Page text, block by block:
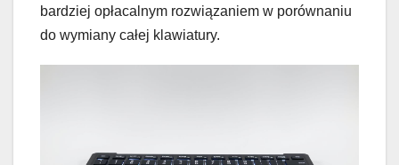
bardziej opłacalnym rozwiązaniem w porównaniu
do wymiany całej klawiatury.